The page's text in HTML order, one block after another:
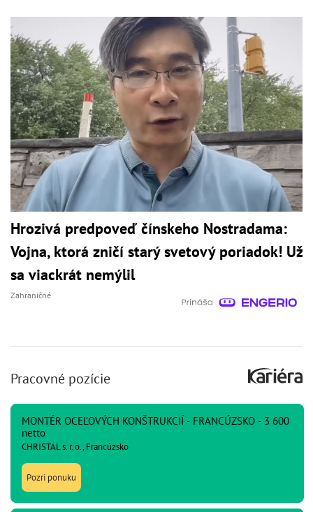
Hrozivá predpoveď čínskeho Nostradama:
Vojna, ktorá zničí starý svetový poriadok! Už
sa viackrát nemýlil
Zahraničné
Pracovné pozície
MONTÉR OCEĽOVÝCH KONŠTRUKCIÍ - FRANCÚZSKO - 3 600
netto
CHRISTAL s. r. o., Francúzsko
Pozri ponuku